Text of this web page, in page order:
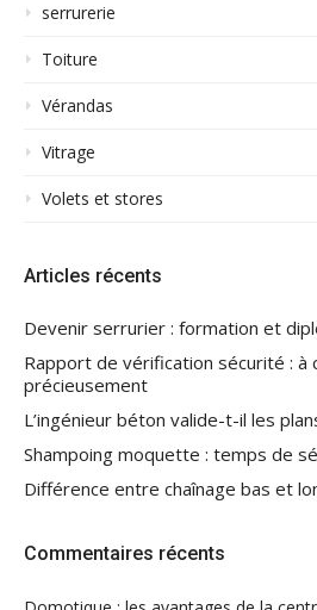
serrurerie
Toiture
Vérandas
Vitrage
Volets et stores
Articles récents
Devenir serrurier : formation et
Rapport de vérification sécurité : à
précieusement
L’ingénieur béton valide-t-il les
Shampoing moquette : temps de
Différence entre chaînage bas et
Commentaires récents